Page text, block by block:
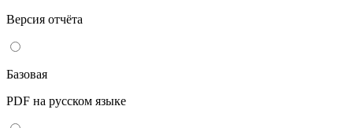
Версия отчёта
Базовая
PDF на русском языке